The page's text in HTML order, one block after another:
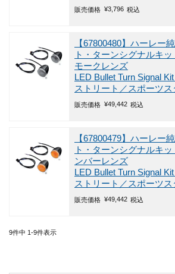
販売価格 ¥3,796 税込
【67800480】ハーレー
ト・ターンシグナルキ
モークレンズ
LED Bullet Turn Signal
ストリート／スポーツ
販売価格 ¥49,442 税込
【67800479】ハーレー
ト・ターンシグナルキ
ンバーレンズ
LED Bullet Turn Signal
ストリート／スポーツ
販売価格 ¥49,442 税込
9件中 1-9件表示